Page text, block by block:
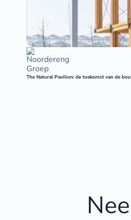
The Natural Pavilion: de toekomst van de